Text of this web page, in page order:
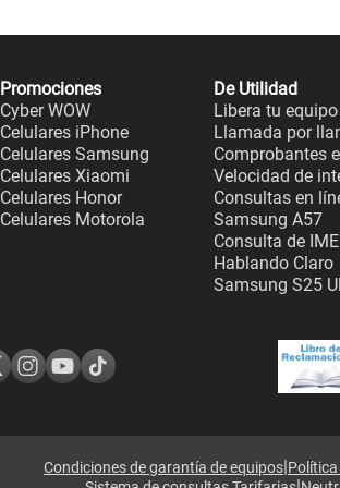
Promociones
Cyber WOW
Celulares iPhone
Celulares Samsung
Celulares Xiaomi
Celulares Honor
Celulares Motorola
De Utilidad
Libera tu
Llamada por
Comprobantes
Velocidad de
Consultas en
Samsung A57
Consulta de
Hablando Claro
Samsung S25
Condiciones de garantía de equipos|